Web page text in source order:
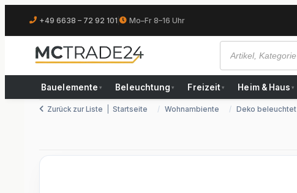
+49 6638 – 72 92 101 Mo–Fr 8–16 Uhr
Bauelemente ▾ Beleuchtung ▾ Freizeit ▾ Heim & Haus ▾
Zurück zur Liste Startseite Wohnambiente Deko beleuchtet